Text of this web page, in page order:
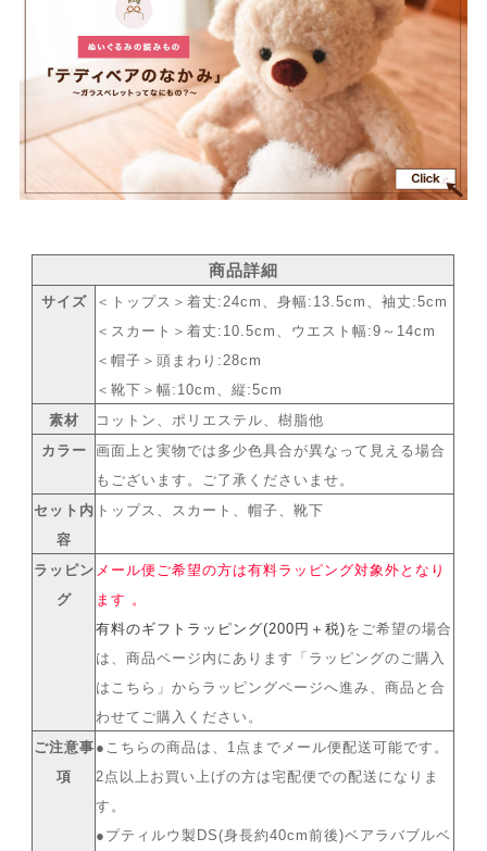
商品詳細
サイズ
＜トップス＞着丈:24cm、身幅:13.5cm、袖丈:5cm
＜スカート＞着丈:10.5cm、ウエスト幅:9～14cm
＜帽子＞頭まわり:28cm
＜靴下＞幅:10cm、縦:5cm
素材
コットン、ポリエステル、樹脂他
カラー
画面上と実物では多少色具合が異なって見える場合
もございます。ご了承くださいませ。
セット内
容
トップス、スカート、帽子、靴下
ラッピン
グ
メール便ご希望の方は有料ラッピング対象外となり
ます 。
有料のギフトラッピング(200円＋税)をご希望の場合
は、商品ページ内にあります「ラッピングのご購入
はこちら」からラッピングページへ進み、商品と合
わせてご購入ください。
ご注意事
項
●こちらの商品は、1点までメール便配送可能です。
2点以上お買い上げの方は宅配便での配送になりま
す。
●プティルウ製DS(身長約40cm前後)ベアラバブルベ